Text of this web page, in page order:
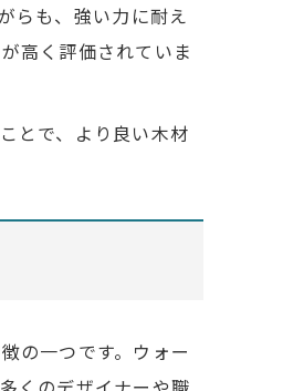
らも、強い力に耐え
高く評価されていま
とで、より良い木材
の一つです。ウォー